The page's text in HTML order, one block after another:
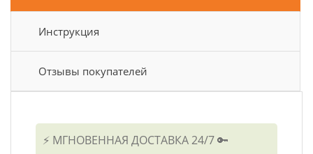
Инструкция
Отзывы покупателей
⚡ МГНОВЕННАЯ ДОСТАВКА 24/7 🔑